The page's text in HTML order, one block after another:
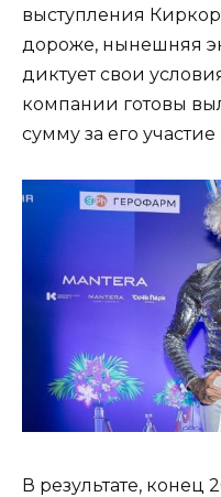
выступления
дороже, нынешняя
диктует свои
компании готовы
сумму за его
В результате, конец